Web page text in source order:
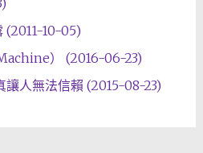
(2011-10-05)
） (2016-06-23)
讓人無法信賴 (2015-08-23)